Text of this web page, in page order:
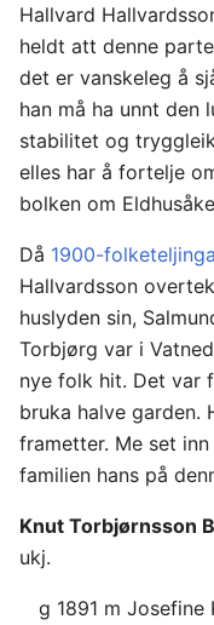
Hallvard
heldt att denne
det er vanskeleg å
han må ha unnt den
stabilitet og
elles har å fortelje
bolken om
Då 1900-folketeljinga
Hallvardsson
huslyden sin,
Torbjørg var i
nye folk hit. Det var
bruka halve garden.
frametter. Me set
familien hans på
Knut Torbjørnsson
ukj.
g 1891 m